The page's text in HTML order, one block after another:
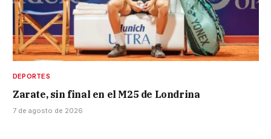
DEPORTES
Zarate, sin final en el M25 de Londrina
7 de agosto de 2026